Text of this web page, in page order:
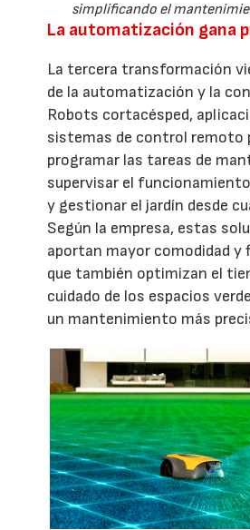
simplificando el
La automatización gana
La tercera transformación
de la automatización y la
Robots cortacésped,
sistemas de control remoto
programar las tareas de
supervisar el
y gestionar el jardín desde
Según la empresa, estas
aportan mayor comodidad y
que también optimizan el
cuidado de los espacios
un mantenimiento más